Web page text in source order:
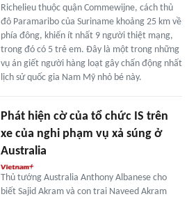
Richelieu thuộc quận Commewijne, cách thủ
đô Paramaribo của Suriname khoảng 25 km về
phía đông, khiến ít nhất 9 người thiệt mạng,
trong đó có 5 trẻ em. Đây là một trong những
vụ án giết người hàng loạt gây chấn động nhất
lịch sử quốc gia Nam Mỹ nhỏ bé này.
Phát hiện cờ của tổ chức IS trên
xe của nghi phạm vụ xả súng ở
Australia
Thủ tướng Australia Anthony Albanese cho
biết Sajid Akram và con trai Naveed Akram